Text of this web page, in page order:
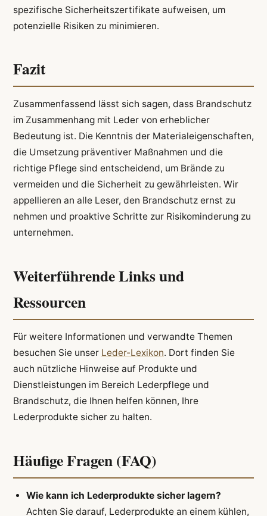
spezifische Sicherheitszertifikate aufweisen, um
potenzielle Risiken zu minimieren.
Fazit
Zusammenfassend lässt sich sagen, dass Brandschutz
im Zusammenhang mit Leder von erheblicher
Bedeutung ist. Die Kenntnis der Materialeigenschaften,
die Umsetzung präventiver Maßnahmen und die
richtige Pflege sind entscheidend, um Brände zu
vermeiden und die Sicherheit zu gewährleisten. Wir
appellieren an alle Leser, den Brandschutz ernst zu
nehmen und proaktive Schritte zur Risikominderung zu
unternehmen.
Weiterführende Links und
Ressourcen
Für weitere Informationen und verwandte Themen
besuchen Sie unser Leder-Lexikon. Dort finden Sie
auch nützliche Hinweise auf Produkte und
Dienstleistungen im Bereich Lederpflege und
Brandschutz, die Ihnen helfen können, Ihre
Lederprodukte sicher zu halten.
Häufige Fragen (FAQ)
Wie kann ich Lederprodukte sicher lagern?
Achten Sie darauf, Lederprodukte an einem kühlen,